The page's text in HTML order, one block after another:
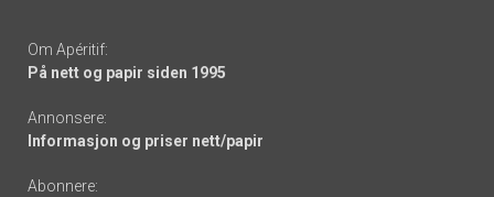
Om Apéritif:
På nett og papir siden 1995
Annonsere:
Informasjon og priser nett/papir
Abonnere: